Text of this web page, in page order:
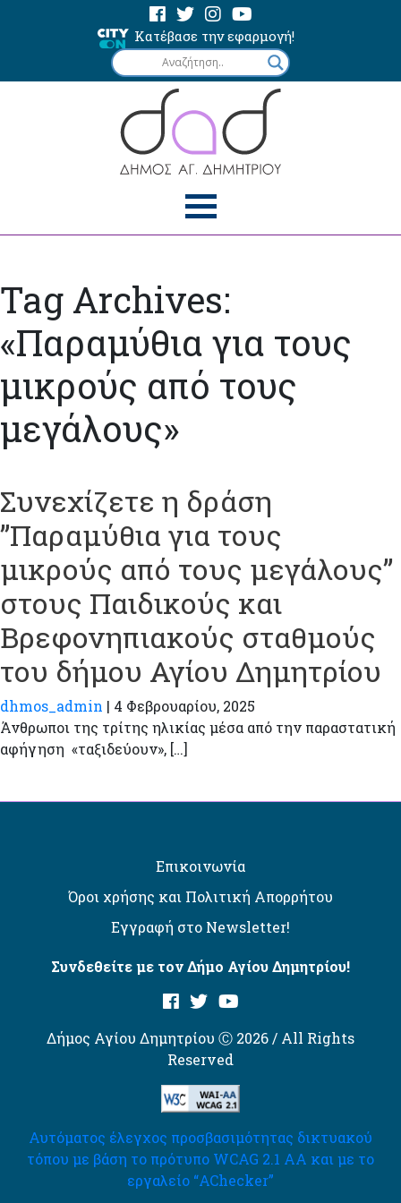
Κατέβασε την εφαρμογή!
Tag Archives:
«Παραμύθια για τους
μικρούς από τους
μεγάλους»
Συνεχίζετε η δράση
”Παραμύθια για τους
μικρούς από τους μεγάλους”
στους Παιδικούς και
Βρεφονηπιακούς σταθμούς
του δήμου Αγίου Δημητρίου
dhmos_admin | 4 Φεβρουαρίου, 2025
Άνθρωποι της τρίτης ηλικίας μέσα από την παραστατική
αφήγηση «ταξιδεύουν», […]
Επικοινωνία
Όροι χρήσης και Πολιτική Απορρήτου
Εγγραφή στο Newsletter!
Συνδεθείτε με τον Δήμο Αγίου Δημητρίου!
Δήμος Αγίου Δημητρίου Ⓒ 2026 / All Rights
Reserved
Αυτόματος έλεγχος προσβασιμότητας δικτυακού
τόπου με βάση το πρότυπο WCAG 2.1 AA και με το
εργαλείο “AChecker”